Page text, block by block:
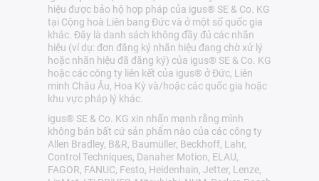
hiệu được bảo hộ hợp pháp của igus® SE & Co. KG
tại Cộng hoà Liên bang Đức và ở một số quốc gia
khác. Đây là danh sách không đầy đủ các nhãn
hiệu (ví dụ: đơn đăng ký nhãn hiệu đang chờ xử lý
hoặc nhãn hiệu đã đăng ký) của igus® SE & Co. KG
hoặc các công ty liên kết của igus® ở Đức, Liên
minh Châu Âu, Hoa Kỳ và/hoặc các quốc gia hoặc
khu vực pháp lý khác.
igus® SE & Co. KG xin nhấn mạnh rằng mình
không bán bất cứ sản phẩm nào của các công ty
Allen Bradley, B&R, Baumüller, Beckhoff, Lahr,
Control Techniques, Danaher Motion, ELAU,
FAGOR, FANUC, Festo, Heidenhain, Jetter, Lenze,